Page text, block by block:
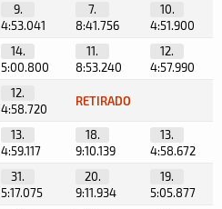
9.
4:53.041
7.
8:41.756
10.
4:51.900
14.
5:00.800
11.
8:53.240
12.
4:57.990
12.
4:58.720
RETIRADO
13.
4:59.117
18.
9:10.139
13.
4:58.672
31.
5:17.075
20.
9:11.934
19.
5:05.877